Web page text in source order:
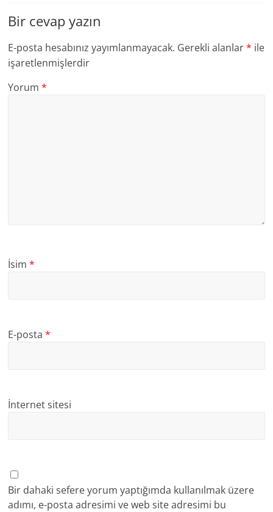
Bir cevap yazın
E-posta hesabınız yayımlanmayacak. Gerekli alanlar* ile
işaretlenmişlerdir
Yorum*
İsim*
E-posta*
İnternet sitesi
Bir dahaki sefere yorum yaptığımda kullanılmak üzere
adımı, e-posta adresimi ve web site adresimi bu